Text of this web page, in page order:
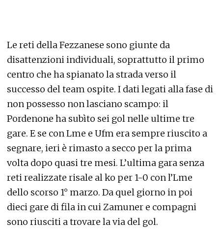
Le reti della Fezzanese sono giunte da
disattenzioni individuali, soprattutto il primo
centro che ha spianato la strada verso il
successo del team ospite. I dati legati alla fase di
non possesso non lasciano scampo: il
Pordenone ha subìto sei gol nelle ultime tre
gare. E se con Lme e Ufm era sempre riuscito a
segnare, ieri è rimasto a secco per la prima
volta dopo quasi tre mesi. L’ultima gara senza
reti realizzate risale al ko per 1-0 con l’Lme
dello scorso 1° marzo. Da quel giorno in poi
dieci gare di fila in cui Zamuner e compagni
sono riusciti a trovare la via del gol.